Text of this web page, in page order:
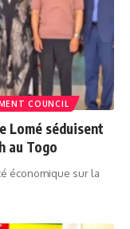
COUNCIL
Lomé séduisent
au Togo
économique sur la